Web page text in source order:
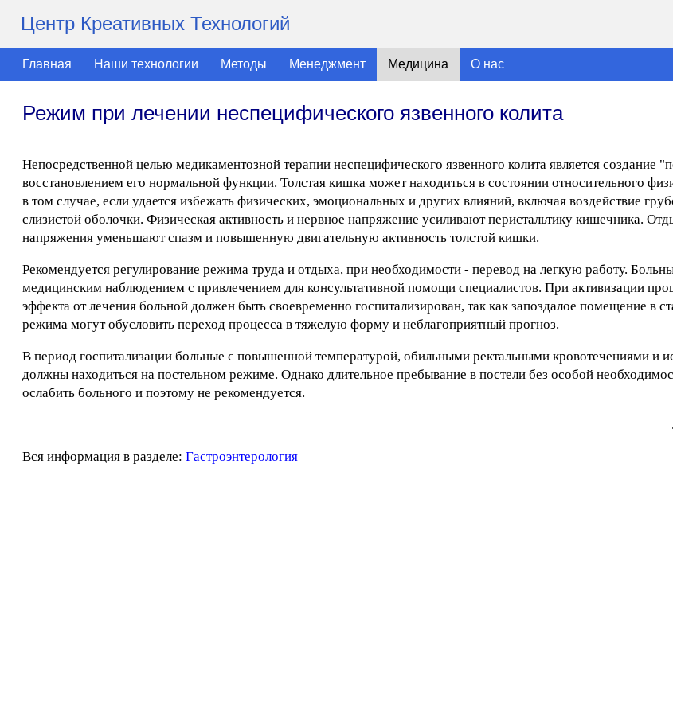
Центр Креативных Технологий
Главная Наши технологии Методы Менеджмент Медицина О нас
Режим при лечении неспецифического язвенного колита
Непосредственной целью медикаментозной терапии неспецифического язвенного колита является создание
восстановлением его нормальной функции. Толстая кишка может находиться в состоянии относительного
в том случае, если удается избежать физических, эмоциональных и других влияний, включая воздействие
слизистой оболочки. Физическая активность и нервное напряжение усиливают перистальтику кишечника.
напряжения уменьшают спазм и повышенную двигательную активность толстой кишки.
Рекомендуется регулирование режима труда и отдыха, при необходимости - перевод на легкую работу.
медицинским наблюдением с привлечением для консультативной помощи специалистов. При активизации
эффекта от лечения больной должен быть своевременно госпитализирован, так как запоздалое помещение в
режима могут обусловить переход процесса в тяжелую форму и неблагоприятный прогноз.
В период госпитализации больные с повышенной температурой, обильными ректальными кровотечениями
должны находиться на постельном режиме. Однако длительное пребывание в постели без особой
ослабить больного и поэтому не рекомендуется.
Вся информация в разделе: Гастроэнтерология